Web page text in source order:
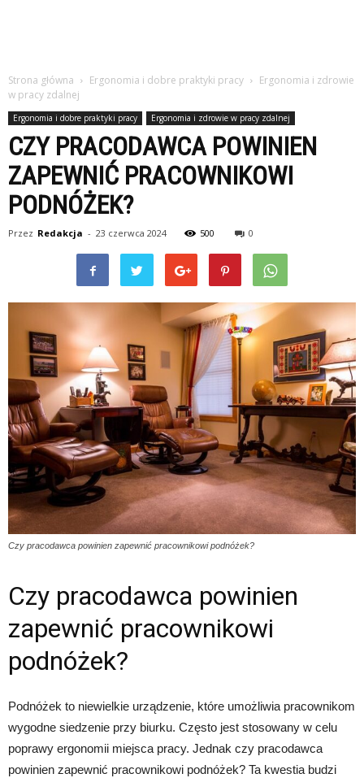
Strona główna Ergonomia i dobre praktyki pracy
Ergonomia i zdrowie
w pracy zdalnej
Ergonomia i dobre praktyki pracy Ergonomia i zdrowie w pracy zdalnej
CZY PRACODAWCA POWINIEN
ZAPEWNIĆ PRACOWNIKOWI
PODNÓŻEK?
Przez Redakcja - 23 czerwca 2024 500 0
Czy pracodawca powinien zapewnić pracownikowi podnóżek?
Czy pracodawca powinien
zapewnić pracownikowi
podnóżek?
Podnóżek to niewielkie urządzenie, które umożliwia pracownikom
wygodne siedzenie przy biurku. Często jest stosowany w celu
poprawy ergonomii miejsca pracy. Jednak czy pracodawca
powinien zapewnić pracownikowi podnóżek? Ta kwestia budzi